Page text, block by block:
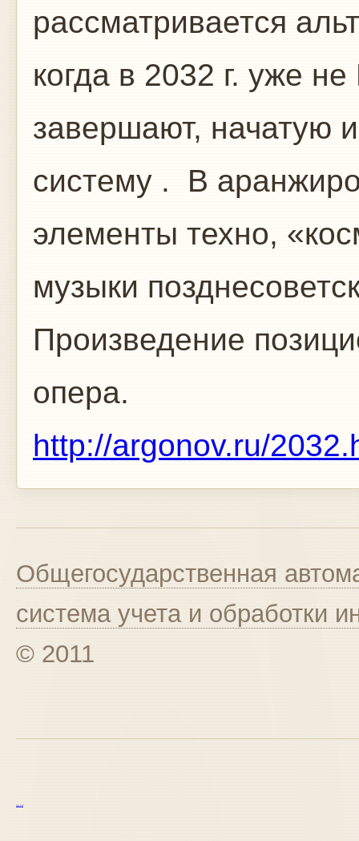
рассматривается
когда в 2032 г. уже
завершают, начатую
систему . В
элементы техно,
музыки
Произведение
опера.
http://argonov.ru/
Общегосударственная
система учета и обработки
© 2011
курс excel